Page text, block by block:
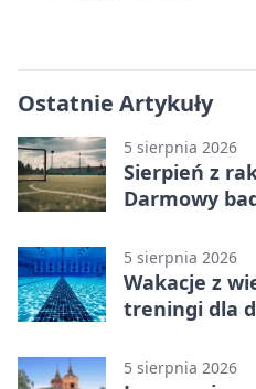
Ostatnie Artykuły
5 sierpnia 2026
Sierpień z
Darmowy
5 sierpnia 2026
Wakacje z
treningi dla
5 sierpnia 2026